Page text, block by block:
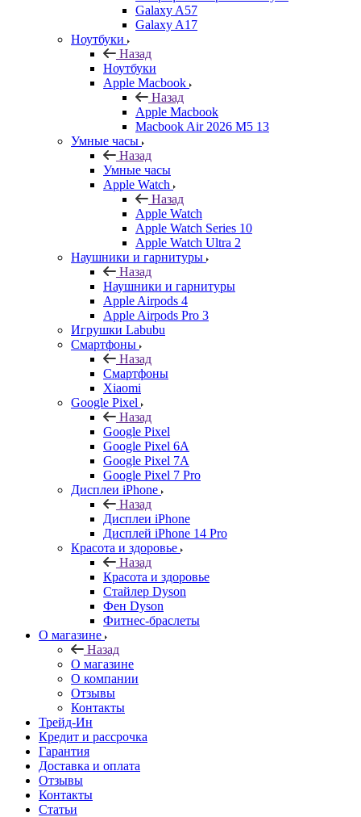
Galaxy A57
Galaxy A17
Ноутбуки
Назад
Ноутбуки
Apple Macbook
Назад
Apple Macbook
Macbook Air 2026 M5 13
Умные часы
Назад
Умные часы
Apple Watch
Назад
Apple Watch
Apple Watch Series 10
Apple Watch Ultra 2
Наушники и гарнитуры
Назад
Наушники и гарнитуры
Apple Airpods 4
Apple Airpods Pro 3
Игрушки Labubu
Смартфоны
Назад
Смартфоны
Xiaomi
Google Pixel
Назад
Google Pixel
Google Pixel 6A
Google Pixel 7А
Google Pixel 7 Pro
Дисплеи iPhone
Назад
Дисплеи iPhone
Дисплей iPhone 14 Pro
Красота и здоровье
Назад
Красота и здоровье
Стайлер Dyson
Фен Dyson
Фитнес-браслеты
О магазине
Назад
О магазине
О компании
Отзывы
Контакты
Трейд-Ин
Кредит и рассрочка
Гарантия
Доставка и оплата
Отзывы
Контакты
Статьи